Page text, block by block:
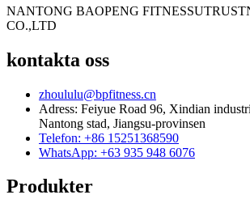
NANTONG BAOPENG
CO.,LTD
kontakta oss
zhoululu@bpfitness.cn
Adress: Feiyue Road 96, Xindian
Nantong stad, Jiangsu-provinsen
Telefon: +86 15251368590
WhatsApp: +63 935 948 6076
Produkter